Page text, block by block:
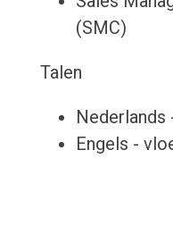
(SMC)
Talen
Nederlands
Engels -